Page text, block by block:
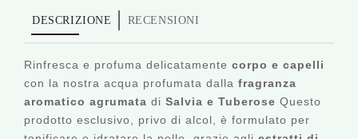
DESCRIZIONE RECENSIONI
Rinfresca e profuma delicatamente corpo e capelli
con la nostra acqua profumata dalla fragranza
aromatico agrumata di Salvia e Tuberose Questo
prodotto esclusivo, privo di alcol, è formulato per